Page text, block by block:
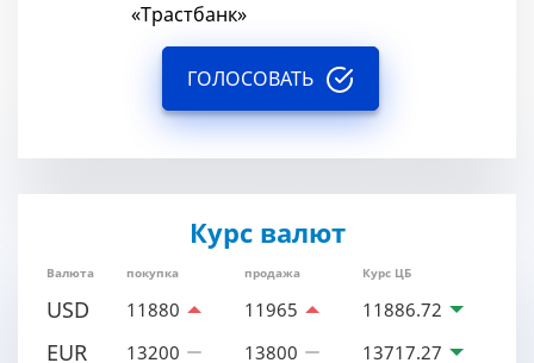
«Трастбанк»
ГОЛОСОВАТЬ
Курс валют
Валюта покупка продажа Курс ЦБ
USD 11880 11965 11886.72
EUR 13200 13800 13717.27